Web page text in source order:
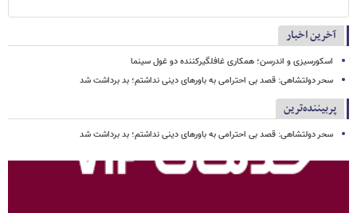
آخرین اخبار
اسکورسیزی و اندرسن؛ همکاری غافلگیرکننده دو غول سینما
سحر دولتشاهی: قصد بی احترامی به باورهای دینی نداشتم؛ بد برداشت شد
پربیننده‌ترین
سحر دولتشاهی: قصد بی احترامی به باورهای دینی نداشتم؛ بد برداشت شد